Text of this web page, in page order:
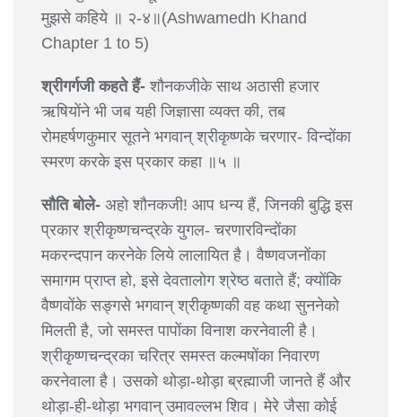
मुझसे कहिये ॥ २-४॥(Ashwamedh Khand
Chapter 1 to 5)
श्रीगर्गजी कहते हैं- शौनकजीके साथ अठासी हजार
ऋषियोंने भी जब यही जिज्ञासा व्यक्त की, तब
रोमहर्षणकुमार सूतने भगवान् श्रीकृष्णके चरणार- विन्दोंका
स्मरण करके इस प्रकार कहा ॥५ ॥
सौति बोले- अहो शौनकजी! आप धन्य हैं, जिनकी बुद्धि इस
प्रकार श्रीकृष्णचन्द्रके युगल- चरणारविन्दोंका
मकरन्दपान करनेके लिये लालायित है। वैष्णवजनोंका
समागम प्राप्त हो, इसे देवतालोग श्रेष्ठ बताते हैं; क्योंकि
वैष्णवोंके सङ्गसे भगवान् श्रीकृष्णकी वह कथा सुननेको
मिलती है, जो समस्त पापोंका विनाश करनेवाली है।
श्रीकृष्णचन्द्रका चरित्र समस्त कल्मषोंका निवारण
करनेवाला है। उसको थोड़ा-थोड़ा ब्रह्माजी जानते हैं और
थोड़ा-ही-थोड़ा भगवान् उमावल्लभ शिव। मेरे जैसा कोई